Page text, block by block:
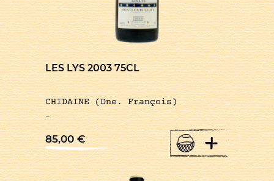
LES LYS 2003 75CL
CHIDAINE (Dne. François)
-
85,00€ +